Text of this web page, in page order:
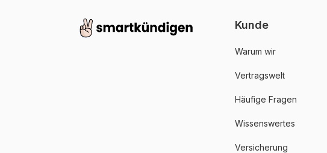
Kunde
Warum wir
Vertragswelt
Häufige Fragen
Wissenswertes
Versicherung